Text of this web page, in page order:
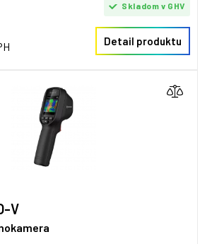
Skladom v GHV
Detail produktu
V